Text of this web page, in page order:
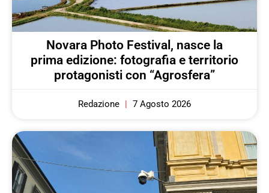
Novara Photo Festival, nasce la
prima edizione: fotografia e territorio
protagonisti con “Agrosfera”
Redazione 7 Agosto 2026